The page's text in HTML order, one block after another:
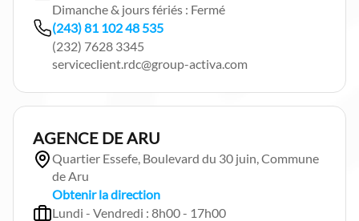
Dimanche & jours fériés : Fermé
(243) 81 102 48 535
(232) 7628 3345
serviceclient.rdc@group-activa.com
AGENCE DE ARU
Quartier Essefe, Boulevard du 30 juin, Commune
de Aru
Obtenir la direction
Lundi - Vendredi : 8h00 - 17h00